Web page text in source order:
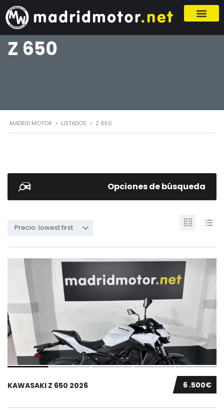
Z 650
MADRID MOTOR > LISTADOS > Z 650
Opciones de búsqueda
Precio: lowest first
6 .500€
KAWASAKI Z 650 2026